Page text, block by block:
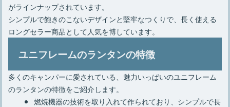
がラインナップされています。
シンプルで飽きのこないデザインと堅牢なつくりで、長く使える
ロングセラー商品として人気を博しています。
ユニフレームのランタンの特徴
多くのキャンパーに愛されている、魅力いっぱいのユニフレーム
のランタンの特徴をご紹介します。
燃焼機器の技術を取り入れて作られており、シンプルで長